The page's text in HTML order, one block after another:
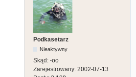
Podkasetarz
Nieaktywny
Skąd: -oo
Zarejestrowany: 2002-07-13